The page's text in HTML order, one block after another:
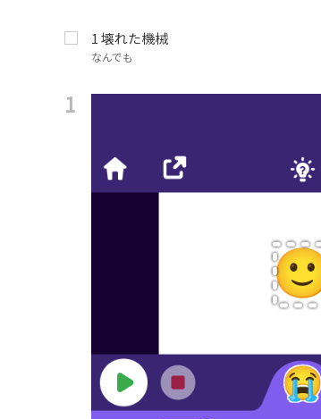
1壊れた機械
なんでも
1